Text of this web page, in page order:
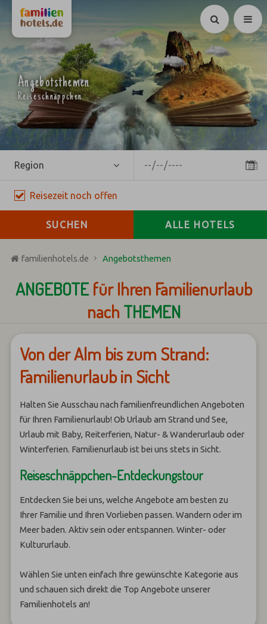
Suchen
Angebotsthemen
Reiseschnäppchen
Region
Reisezeit noch offen
SUCHEN ALLE HOTELS
familienhotels.de Angebotsthemen
ANGEBOTEfür Ihren Familienurlaub
nachTHEMEN
Von der Alm bis zum Strand:
Familienurlaub in Sicht
Halten Sie Ausschau nach familienfreundlichen Angeboten
für Ihren Familienurlaub! Ob Urlaub am Strand und See,
Urlaub mit Baby, Reiterferien, Natur- & Wanderurlaub oder
Winterferien. Familienurlaub ist bei uns stets in Sicht.
Reiseschnäppchen-Entdeckungstour
Entdecken Sie bei uns, welche Angebote am besten zu
Ihrer Familie und Ihren Vorlieben passen. Wandern oder im
Meer baden. Aktiv sein oder entspannen. Winter- oder
Kultururlaub.
Wählen Sie unten einfach Ihre gewünschte Kategorie aus
und schauen sich direkt die Top Angebote unserer
Familienhotels an!